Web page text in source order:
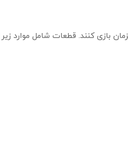
بازی کنند. قطعات شامل موارد